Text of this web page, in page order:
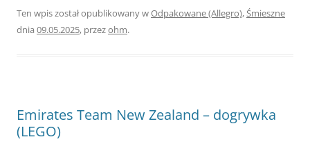
Ten wpis został opublikowany wOdpakowane (Allegro),Śmieszne
dnia 09.05.2025, przezohm.
Emirates Team New Zealand – dogrywka
(LEGO)